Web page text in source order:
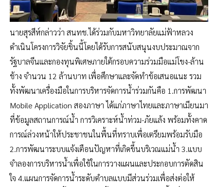
นายสุรสีห์กล่าวว่า สนทช.ได้ร่วมกับมหาวิทยาลัยแม่ฟ้าหลวง
ดำเนินโครงการวิจัยชิ้นนี้โดยได้รับการสนับสนุนงบประมาณจาก
รัฐบาลจีนและกองทุนพิเศษภายใต้กรอบความร่วมมือแม่โขง-ล้าน
ช้าง จำนวน 12 ล้านบาท เพื่อศึกษาและจัดทำข้อเสนอแนะ รวม
ทั้งพัฒนาเครื่องมือในการบริหารจัดการน้ำร่วมกันคือ 1.การพัฒนา
Mobile Application สองภาษา ได้แก่ภาษาไทยและภาษาเมียนมา
ที่ข้อมูลสถานการณ์น้ำ การวิเคราะห์น้ำท่วม-ภัยแล้ง พร้อมทั้งคาด
การณ์ล่วงหน้าให้ประชาชนในพื้นที่ทราบเพื่อเตรียมพร้อมรับมือ
2.การพัฒนาระบบแจ้งเตือนปัญหาที่เกิดขึ้นบริเวณแม่น้ำ 3.แบบ
จำลองการบริหารน้ำเพื่อใช้ในการวางแผนและประกอบการตัดสิน
ใจ 4.แผนการจัดการน้ำระดับตำบลแบบมีส่วนร่วมเพื่อส่งต่อให้